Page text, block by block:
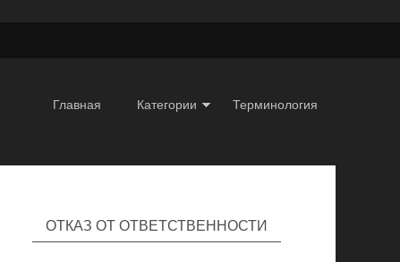
Главная Категории Терминология
ОТКАЗ ОТ ОТВЕТСТВЕННОСТИ